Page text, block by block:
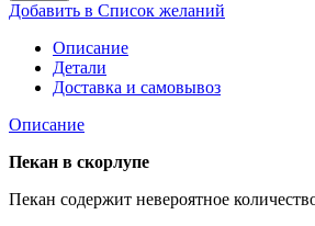
Добавить в Список желаний
Описание
Детали
Доставка и самовывоз
Описание
Пекан в скорлупе
Пекан содержит невероятное